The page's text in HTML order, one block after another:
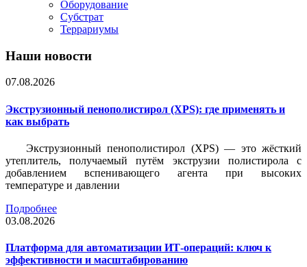
Оборудование
Субстрат
Террариумы
Наши новости
07.08.2026
Экструзионный пенополистирол (XPS): где применять и
как выбрать
Экструзионный пенополистирол (XPS) — это жёсткий
утеплитель, получаемый путём экструзии полистирола с
добавлением вспенивающего агента при высоких
температуре и давлении
Подробнее
03.08.2026
Платформа для автоматизации ИТ-операций: ключ к
эффективности и масштабированию